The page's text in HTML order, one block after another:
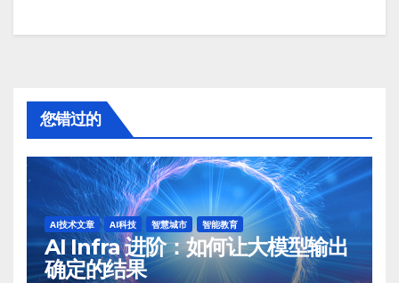
您错过的
AI技术文章 AI科技 智慧城市 智能教育
AI Infra 进阶：如何让大模型输出
确定的结果